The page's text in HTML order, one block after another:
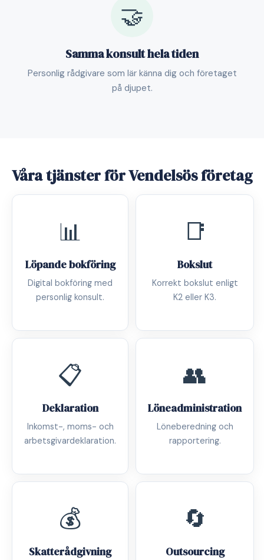
🤝
Samma konsult hela tiden
Personlig rådgivare som lär känna dig och företaget
på djupet.
Våra tjänster för Vendelsös företag
📊
Löpande bokföring
Digital bokföring med
personlig konsult.
📑
Bokslut
Korrekt bokslut enligt
K2 eller K3.
📋
Deklaration
Inkomst-, moms- och
arbetsgivardeklaration.
👥
Löneadministration
Löneberedning och
rapportering.
💰
Skatterådgivning
🔄
Outsourcing